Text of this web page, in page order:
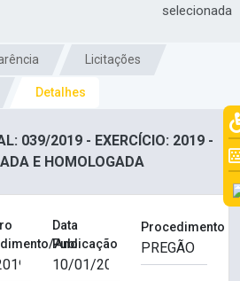
selecionada
Licitações
Detalhes
039/2019 - EXERCÍCIO: 2019 -
E HOMOLOGADA
Ano
Data
Publicação
Procedimento